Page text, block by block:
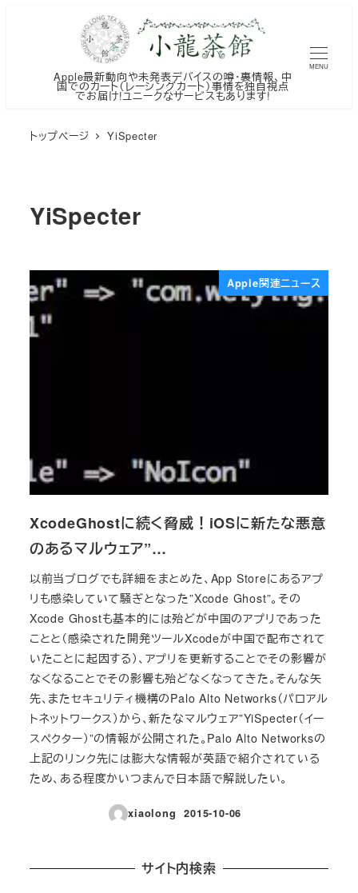
Apple最新動向や未発表デバイスの噂・裏情報、中
国でのカート（レーシングカート）事情を独自視点
でお届け!ユニークなサービスもあります!
MENU
トップページ YiSpecter
YiSpecter
Apple関連ニュース
XcodeGhostに続く脅威！iOSに新たな悪意
のあるマルウェア”…
以前当ブログでも詳細をまとめた、App Storeにあるアプ
リも感染していて騒ぎとなった”Xcode Ghost”。その
Xcode Ghostも基本的には殆どが中国のアプリであった
ことと（感染された開発ツールXcodeが中国で配布されて
いたことに起因する）、アプリを更新することでその影響が
なくなることでその影響も殆どなくなってきた。そんな矢
先、またセキュリティ機構のPalo Alto Networks（パロアル
トネットワークス）から、新たなマルウェア”YiSpecter（イー
スペクター）”の情報が公開された。Palo Alto Networksの
上記のリンク先には膨大な情報が英語で紹介されている
ため、ある程度かいつまんで日本語で解説したい。
xiaolong
投稿日
2015-10-06
サイト内検索